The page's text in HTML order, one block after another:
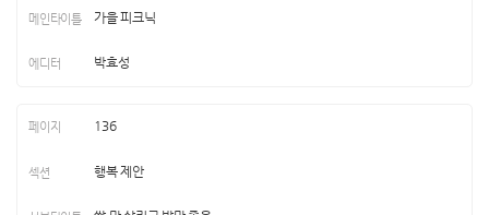
가을 피크닉
박효성
136
행복 제안